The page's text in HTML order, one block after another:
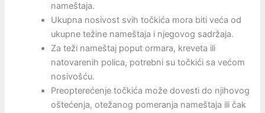
nameštaja.
Ukupna nosivost svih točkića mora biti veća od
ukupne težine nameštaja i njegovog sadržaja.
Za teži nameštaj poput ormara, kreveta ili
natovarenih polica, potrebni su točkići sa većom
nosivošću.
Preopterećenje točkića može dovesti do njihovog
oštećenja, otežanog pomeranja nameštaja ili čak